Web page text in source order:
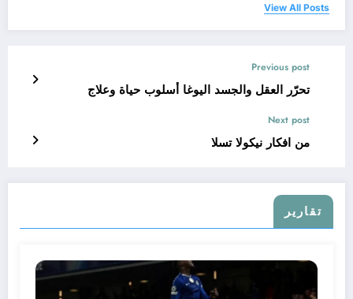
View All Posts
Previous post
تحرّر العقل والجسد اليوغا أسلوب حياة وعلاج
Next post
من افكار نيكولا تسلا
تقارير